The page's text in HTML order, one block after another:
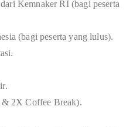
Kemnaker RI (bagi peserta
(bagi peserta yang lulus).
2X Coffee Break).